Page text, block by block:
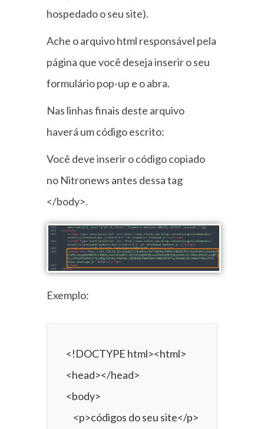
hospedado o seu site).
Ache o arquivo html responsável pela
página que você deseja inserir o seu
formulário pop-up e o abra.
Nas linhas finais deste arquivo
haverá um código escrito:
Você deve inserir o código copiado
no Nitronews antes dessa tag
</body>.
Exemplo:
<!DOCTYPE html><html>
<head></head>
<body>